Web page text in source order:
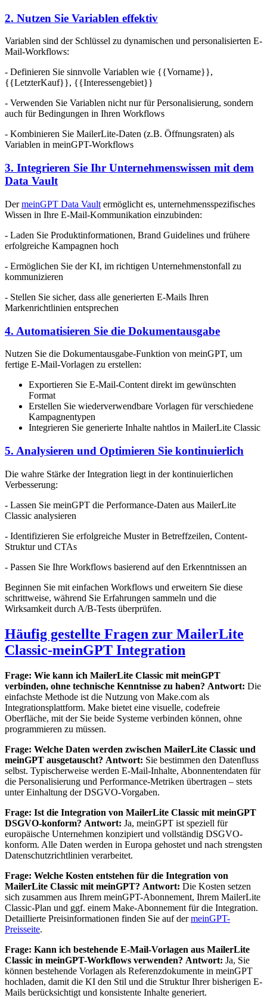
2. Nutzen Sie Variablen effektiv
Variablen sind der Schlüssel zu dynamischen und personalisierten E-
Mail-Workflows:
- Definieren Sie sinnvolle Variablen wie {{Vorname}},
{{LetzterKauf}}, {{Interessengebiet}}
- Verwenden Sie Variablen nicht nur für Personalisierung, sondern
auch für Bedingungen in Ihren Workflows
- Kombinieren Sie MailerLite-Daten (z.B. Öffnungsraten) als
Variablen in meinGPT-Workflows
3. Integrieren Sie Ihr Unternehmenswissen mit dem
Data Vault
DermeinGPT Data Vault ermöglicht es, unternehmensspezifisches
Wissen in Ihre E-Mail-Kommunikation einzubinden:
- Laden Sie Produktinformationen, Brand Guidelines und frühere
erfolgreiche Kampagnen hoch
- Ermöglichen Sie der KI, im richtigen Unternehmenstonfall zu
kommunizieren
- Stellen Sie sicher, dass alle generierten E-Mails Ihren
Markenrichtlinien entsprechen
4. Automatisieren Sie die Dokumentausgabe
Nutzen Sie die Dokumentausgabe-Funktion von meinGPT, um
fertige E-Mail-Vorlagen zu erstellen:
Exportieren Sie E-Mail-Content direkt im gewünschten
Format
Erstellen Sie wiederverwendbare Vorlagen für verschiedene
Kampagnentypen
Integrieren Sie generierte Inhalte nahtlos in MailerLite Classic
5. Analysieren und Optimieren Sie kontinuierlich
Die wahre Stärke der Integration liegt in der kontinuierlichen
Verbesserung:
- Lassen Sie meinGPT die Performance-Daten aus MailerLite
Classic analysieren
- Identifizieren Sie erfolgreiche Muster in Betreffzeilen, Content-
Struktur und CTAs
- Passen Sie Ihre Workflows basierend auf den Erkenntnissen an
Beginnen Sie mit einfachen Workflows und erweitern Sie diese
schrittweise, während Sie Erfahrungen sammeln und die
Wirksamkeit durch A/B-Tests überprüfen.
Häufig gestellte Fragen zur MailerLite
Classic-meinGPT Integration
Frage: Wie kann ich MailerLite Classic mit meinGPT
verbinden, ohne technische Kenntnisse zu haben? Antwort: Die
einfachste Methode ist die Nutzung von Make.com als
Integrationsplattform. Make bietet eine visuelle, codefreie
Oberfläche, mit der Sie beide Systeme verbinden können, ohne
programmieren zu müssen.
Frage: Welche Daten werden zwischen MailerLite Classic und
meinGPT ausgetauscht? Antwort: Sie bestimmen den Datenfluss
selbst. Typischerweise werden E-Mail-Inhalte, Abonnentendaten für
die Personalisierung und Performance-Metriken übertragen – stets
unter Einhaltung der DSGVO-Vorgaben.
Frage: Ist die Integration von MailerLite Classic mit meinGPT
DSGVO-konform? Antwort: Ja, meinGPT ist speziell für
europäische Unternehmen konzipiert und vollständig DSGVO-
konform. Alle Daten werden in Europa gehostet und nach strengsten
Datenschutzrichtlinien verarbeitet.
Frage: Welche Kosten entstehen für die Integration von
MailerLite Classic mit meinGPT? Antwort: Die Kosten setzen
sich zusammen aus Ihrem meinGPT-Abonnement, Ihrem MailerLite
Classic-Plan und ggf. einem Make-Abonnement für die Integration.
Detaillierte Preisinformationen finden Sie auf dermeinGPT-
Preisseite.
Frage: Kann ich bestehende E-Mail-Vorlagen aus MailerLite
Classic in meinGPT-Workflows verwenden? Antwort: Ja, Sie
können bestehende Vorlagen als Referenzdokumente in meinGPT
hochladen, damit die KI den Stil und die Struktur Ihrer bisherigen E-
Mails berücksichtigt und konsistente Inhalte generiert.